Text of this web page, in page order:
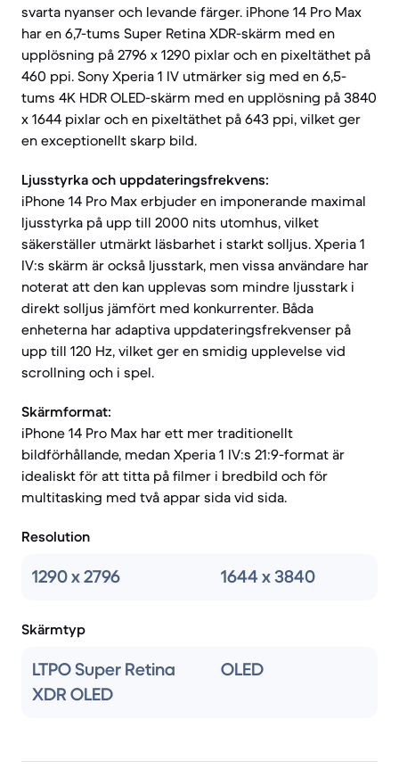
svarta nyanser och levande färger. iPhone 14 Pro Max
har en 6,7-tums Super Retina XDR-skärm med en
upplösning på 2796 x 1290 pixlar och en pixeltäthet på
460 ppi. Sony Xperia 1 IV utmärker sig med en 6,5-
tums 4K HDR OLED-skärm med en upplösning på 3840
x 1644 pixlar och en pixeltäthet på 643 ppi, vilket ger
en exceptionellt skarp bild.
Ljusstyrka och uppdateringsfrekvens:
iPhone 14 Pro Max erbjuder en imponerande maximal
ljusstyrka på upp till 2000 nits utomhus, vilket
säkerställer utmärkt läsbarhet i starkt solljus. Xperia 1
IV:s skärm är också ljusstark, men vissa användare har
noterat att den kan upplevas som mindre ljusstark i
direkt solljus jämfört med konkurrenter. Båda
enheterna har adaptiva uppdateringsfrekvenser på
upp till 120 Hz, vilket ger en smidig upplevelse vid
scrollning och i spel.
Skärmformat:
iPhone 14 Pro Max har ett mer traditionellt
bildförhållande, medan Xperia 1 IV:s 21:9-format är
idealiskt för att titta på filmer i bredbild och för
multitasking med två appar sida vid sida.
Resolution
1290 x 2796 1644 x 3840
Skärmtyp
LTPO Super Retina
XDR OLED
OLED